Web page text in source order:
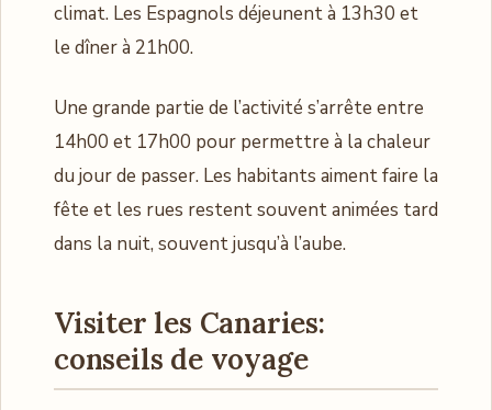
climat. Les Espagnols déjeunent à 13h30 et
le dîner à 21h00.
Une grande partie de l’activité s’arrête entre
14h00 et 17h00 pour permettre à la chaleur
du jour de passer. Les habitants aiment faire la
fête et les rues restent souvent animées tard
dans la nuit, souvent jusqu’à l’aube.
Visiter les Canaries:
conseils de voyage